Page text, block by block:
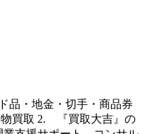
品・地金・切手・商品券
買取 2. 『買取大吉』の